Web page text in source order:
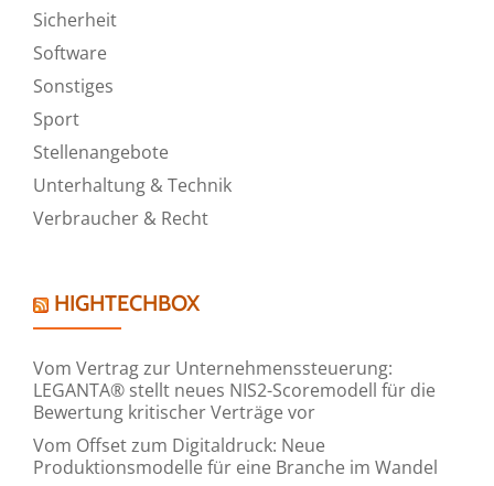
Sicherheit
Software
Sonstiges
Sport
Stellenangebote
Unterhaltung & Technik
Verbraucher & Recht
HIGHTECHBOX
Vom Vertrag zur Unternehmenssteuerung:
LEGANTA® stellt neues NIS2-Scoremodell für die
Bewertung kritischer Verträge vor
Vom Offset zum Digitaldruck: Neue
Produktionsmodelle für eine Branche im Wandel